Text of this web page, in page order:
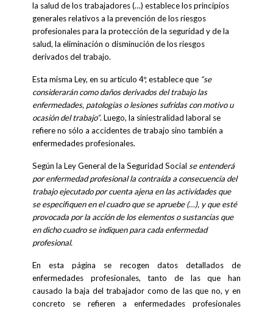
la salud de los trabajadores (…) establece los principios
generales relativos a la prevención de los riesgos
profesionales para la protección de la seguridad y de la
salud, la eliminación o disminución de los riesgos
derivados del trabajo.
Esta misma Ley, en su artículo 4º, establece que “se
considerarán como daños derivados del trabajo las
enfermedades, patologías o lesiones sufridas con motivo u
ocasión del trabajo”. Luego, la siniestralidad laboral se
refiere no sólo a accidentes de trabajo sino también a
enfermedades profesionales.
Según la Ley General de la Seguridad Social se entenderá
por enfermedad profesional la contraída a consecuencia del
trabajo ejecutado por cuenta ajena en las actividades que
se especifiquen en el cuadro que se apruebe (…), y que esté
provocada por la acción de los elementos o sustancias que
en dicho cuadro se indiquen para cada enfermedad
profesional.
En esta página se recogen datos detallados de
enfermedades profesionales, tanto de las que han
causado la baja del trabajador como de las que no, y en
concreto se refieren a enfermedades profesionales